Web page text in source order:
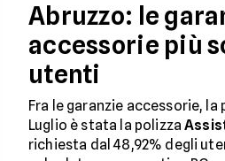
Abruzzo: le
accessorie più
utenti
Fra le garanzie accessorie, la
Luglio è stata la polizza
richiesta dal 48,92% degli